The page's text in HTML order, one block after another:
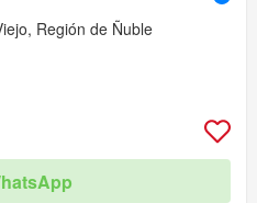
Región de Ñuble